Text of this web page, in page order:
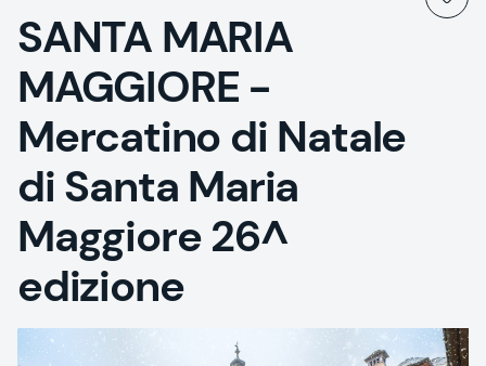
SANTA MARIA
MAGGIORE -
Mercatino di Natale
di Santa Maria
Maggiore 26^
edizione